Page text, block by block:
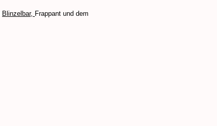
Blinzelbar, Frappant und dem